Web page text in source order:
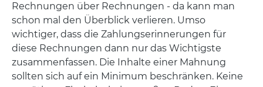
Rechnungen über Rechnungen - da kann man
schon mal den Überblick verlieren. Umso
wichtiger, dass die Zahlungserinnerungen für
diese Rechnungen dann nur das Wichtigste
zusammenfassen. Die Inhalte einer Mahnung
sollten sich auf ein Minimum beschränken. Keine